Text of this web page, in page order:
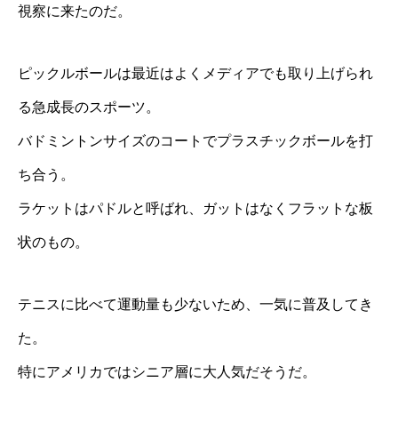
視察に来たのだ。
ピックルボールは最近はよくメディアでも取り上げられ
る急成長のスポーツ。
バドミントンサイズのコートでプラスチックボールを打
ち合う。
ラケットはパドルと呼ばれ、ガットはなくフラットな板
状のもの。
テニスに比べて運動量も少ないため、一気に普及してき
た。
特にアメリカではシニア層に大人気だそうだ。